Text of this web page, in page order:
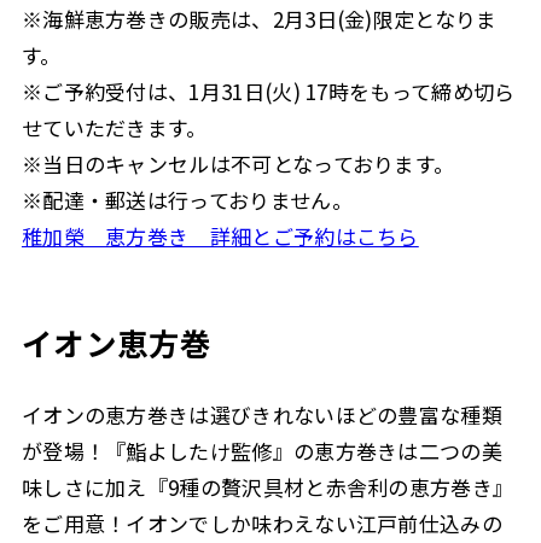
※海鮮恵方巻きの販売は、2月3日(金)限定となりま
す。
※ご予約受付は、1月31日(火) 17時をもって締め切ら
せていただきます。
※当日のキャンセルは不可となっております。
※配達・郵送は行っておりません。
稚加榮 恵方巻き 詳細とご予約はこちら
イオン恵方巻
イオンの恵方巻きは選びきれないほどの豊富な種類
が登場！『鮨よしたけ監修』の恵方巻きは二つの美
味しさに加え『9種の贅沢具材と赤舎利の恵方巻き』
をご用意！イオンでしか味わえない江戸前仕込みの